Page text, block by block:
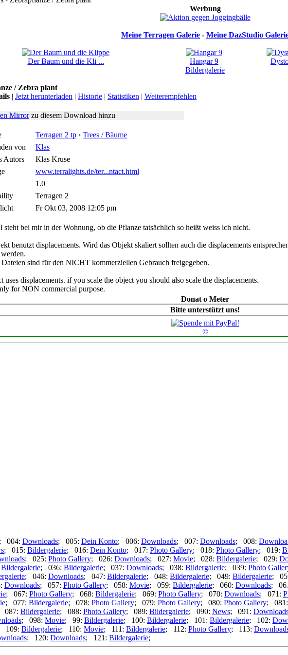
Werbung
Meine Terragen Galerie - Meine DazStudio
Der Baum und die Kli ... Hangar 9
Bildergalerie
/ Zebra plant
| Jetzt herunterladen | Historie | Statistiken | Weiterempfehlen
Mirrorzu diesem Download hinzu
Terragen 2 tp › Trees / Bäume
von
Klas
Autors
Klas Kruse
www.terralights.de/ter...ntact.html
1.0
Terragen 2
Fr Okt 03, 2008 12:05 pm
steht bei mir in der Wohnung, ob die Pflanze tatsächlich so heißt weiss ich nicht.
benutzt displacements. Wird das Objekt skaliert sollten auch die displacements
Dateien sind für den NICHT kommerziellen Gebrauch freigegeben.
uses displacements. if you scale the object you should also scale the displacements.
for NON commercial purpose.
Donat o Meter
Bitte unterstützt uns!
©
; 004: Downloads; 005: Dein Konto; 006: Downloads; 007: Downloads; 008:
; 015: Bildergalerie; 016: Dein Konto; 017: Photo Gallery; 018: Photo Gallery; 019:
; 025: Photo Gallery; 026: Downloads; 027: Movie; 028: Bildergalerie; 029:
Bildergalerie; 036: Bildergalerie; 037: Downloads; 038: Bildergalerie; 039: Photo
; 046: Downloads; 047: Bildergalerie; 048: Bildergalerie; 049: Bildergalerie;
Downloads; 057: Photo Gallery; 058: Movie; 059: Bildergalerie; 060: Downloads;
; 067: Photo Gallery; 068: Bildergalerie; 069: Photo Gallery; 070: Downloads; 071:
; 077: Bildergalerie; 078: Photo Gallery; 079: Photo Gallery; 080: Photo Gallery; 081:
087: Bildergalerie; 088: Photo Gallery; 089: Bildergalerie; 090: News; 091:
; 098: Movie; 99: Bildergalerie; 100: Bildergalerie; 101: Bildergalerie; 102:
109: Bildergalerie; 110: Movie; 111: Bildergalerie; 112: Photo Gallery; 113:
; 120: Downloads; 121: Bildergalerie;